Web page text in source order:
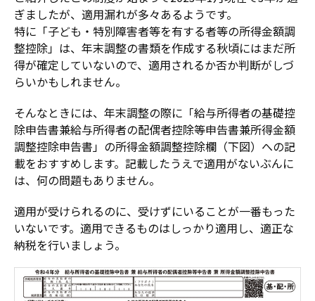
ぎましたが、適用漏れが多々あるようです。
特に「子ども・特別障害者等を有する者等の所得金額調
整控除」は、年末調整の書類を作成する秋頃にはまだ所
得が確定していないので、適用されるか否か判断がしづ
らいかもしれません。
そんなときには、年末調整の際に「給与所得者の基礎控
除申告書兼給与所得者の配偶者控除等申告書兼所得金額
調整控除申告書」の所得金額調整控除欄（下図）への記
載をおすすめします。記載したうえで適用がないぶんに
は、何の問題もありません。
適用が受けられるのに、受けずにいることが一番もった
いないです。適用できるものはしっかり適用し、適正な
納税を行いましょう。